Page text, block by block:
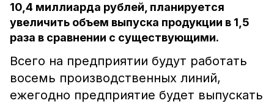
10,4 миллиарда рублей, планируется
увеличить объем выпуска продукции в 1,5
раза в сравнении с существующими.
Всего на предприятии будут работать
восемь производственных линий,
ежегодно предприятие будет выпускать